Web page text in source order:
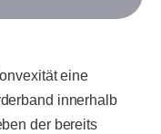
eine
innerhalb
der bereits